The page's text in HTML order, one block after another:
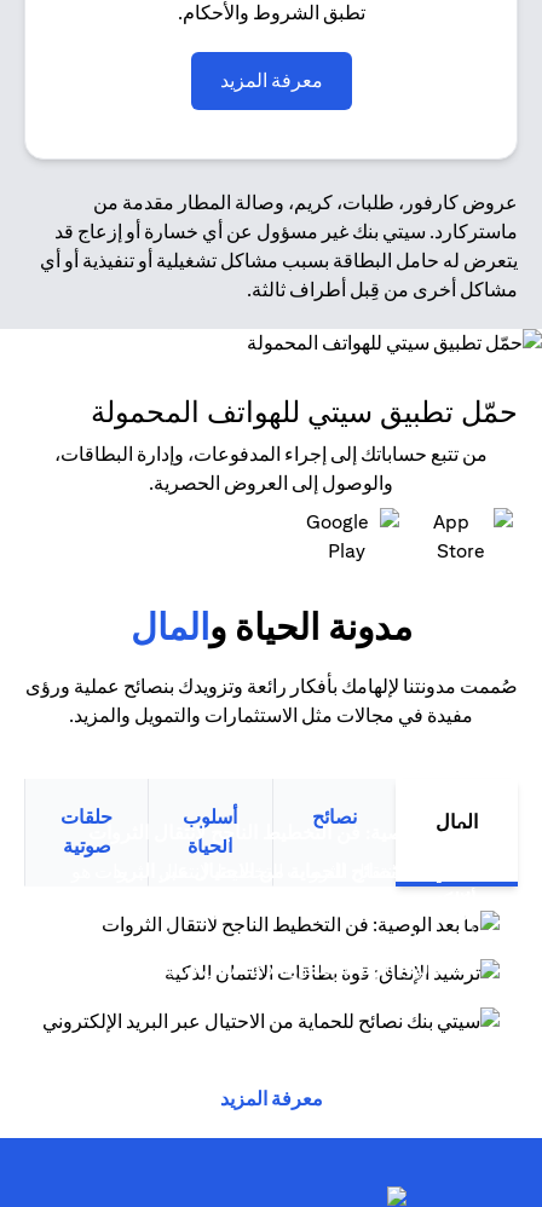
تطبق الشروط والأحكام.
معرفة المزيد
عروض كارفور، طلبات، كريم، وصالة المطار مقدمة من
ماستركارد. سيتي بنك غير مسؤول عن أي خسارة أو إزعاج قد
يتعرض له حامل البطاقة بسبب مشاكل تشغيلية أو تنفيذية أو أي
مشاكل أخرى من قِبل أطراف ثالثة.
حمّل تطبيق سيتي للهواتف المحمولة
من تتبع حساباتك إلى إجراء المدفوعات، وإدارة البطاقات،
والوصول إلى العروض الحصرية.
مدونة الحياة و المال
صُممت مدونتنا لإلهامك بأفكار رائعة وتزويدك بنصائح عملية ورؤى
مفيدة في مجالات مثل الاستثمارات والتمويل والمزيد.
المال نصائح
أسلوب
الحياة
حلقات
صوتية
ما بعد الوصية: فن التخطيط الناجح لانتقال الثروات (opens in a new tab)
التخطيط لانتقال الثروات التخطيط لانتقال الثروات هو
ترشيد الإنفاق: قوة بطاقات الائتمان الذكية
سيتي بنك نصائح للحماية من الاحتيال عبر البريد
أسلوب الاحتيال عبر البريد الإلكتروني يتظاهر
المحتالون بأنهم موظفون لدى سيتي وسيخبرونك أنه
معرفة المزيد